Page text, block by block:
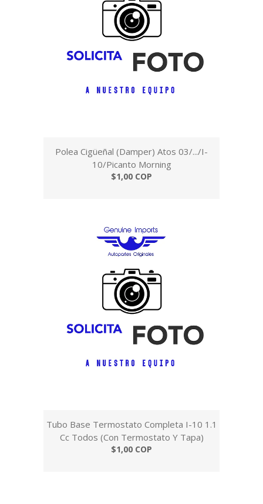
Polea Cigüeñal (Damper) Atos 03/.../I-
10/Picanto Morning
$1,00 COP
Tubo Base Termostato Completa I-10 1.1
Cc Todos (Con Termostato Y Tapa)
$1,00 COP